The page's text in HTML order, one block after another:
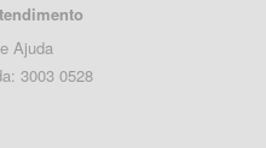
Ajuda
3003 0528